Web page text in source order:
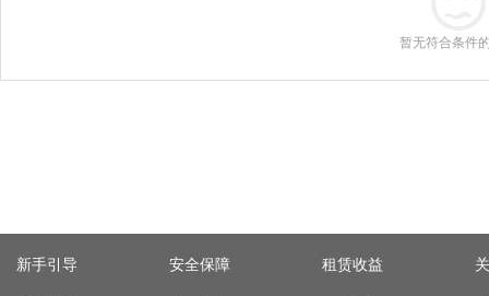
暂无符合条件
新手引导 安全保障 租赁收益